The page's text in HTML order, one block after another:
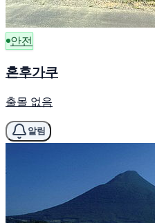
안전
혼후가쿠
출몰 없음
알림